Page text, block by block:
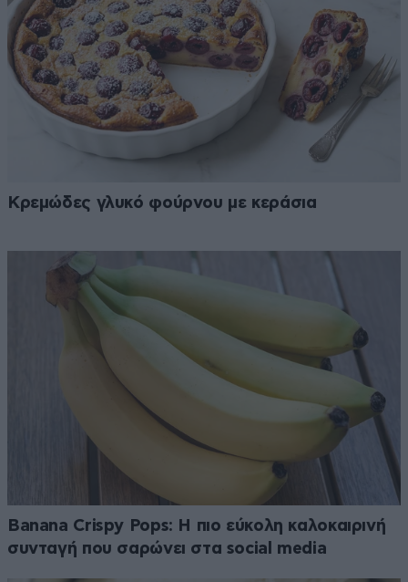
Κρεμώδες γλυκό φούρνου με κεράσια
Banana Crispy Pops: Η πιο εύκολη καλοκαιρινή
συνταγή που σαρώνει στα social media